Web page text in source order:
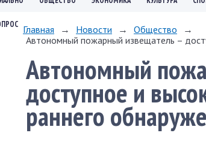
Главная → Новости → Общество
→
Автономный пожарный извещатель –
Автономный
доступное и
раннего